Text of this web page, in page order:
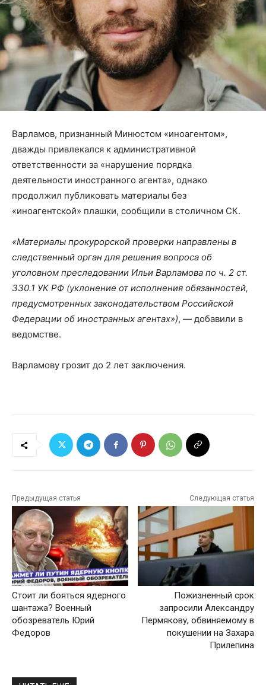
Варламов, признанный Минюстом «иноагентом»,
дважды привлекался к административной
ответственности за «нарушение порядка
деятельности иностранного агента», однако
продолжил публиковать материалы без
«иноагентской» плашки, сообщили в столичном СК.
«Материалы прокурорской проверки направлены в
следственный орган для решения вопроса об
уголовном преследовании Ильи Варламова по ч. 2 ст.
330.1 УК РФ (уклонение от исполнения обязанностей,
предусмотренных законодательством Российской
Федерации об иностранных агентах»), — добавили в
ведомстве.
Варламову грозит до 2 лет заключения.
Предыдущая статья
Стоит ли бояться ядерного
шантажа? Военный
обозреватель Юрий
Федоров
Следующая статья
Пожизненный срок
запросили Александру
Пермякову, обвиняемому в
покушении на Захара
Прилепина